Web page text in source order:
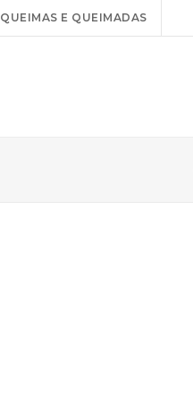
QUEIMAS E QUEIMADAS